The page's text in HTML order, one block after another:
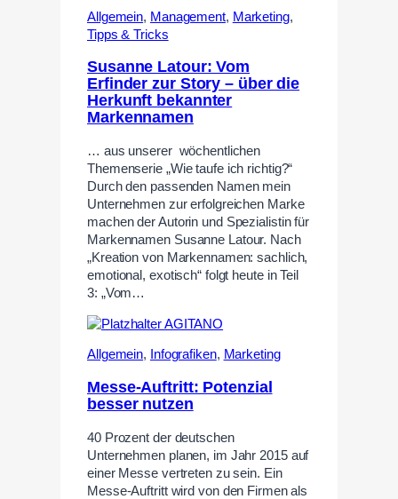
Allgemein, Management, Marketing,
Tipps & Tricks
Susanne Latour: Vom
Erfinder zur Story – über die
Herkunft bekannter
Markennamen
… aus unserer wöchentlichen
Themenserie „Wie taufe ich richtig?“
Durch den passenden Namen mein
Unternehmen zur erfolgreichen Marke
machen der Autorin und Spezialistin für
Markennamen Susanne Latour. Nach
„Kreation von Markennamen: sachlich,
emotional, exotisch“ folgt heute in Teil
3: „Vom…
Allgemein, Infografiken, Marketing
Messe-Auftritt: Potenzial
besser nutzen
40 Prozent der deutschen
Unternehmen planen, im Jahr 2015 auf
einer Messe vertreten zu sein. Ein
Messe-Auftritt wird von den Firmen als